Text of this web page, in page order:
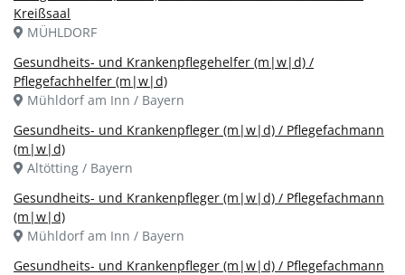
Kreißsaal
MÜHLDORF
Gesundheits- und Krankenpflegehelfer (m|w|d) /
Pflegefachhelfer (m|w|d)
Mühldorf am Inn / Bayern
Gesundheits- und Krankenpfleger (m|w|d) / Pflegefachmann
(m|w|d)
Altötting / Bayern
Gesundheits- und Krankenpfleger (m|w|d) / Pflegefachmann
(m|w|d)
Mühldorf am Inn / Bayern
Gesundheits- und Krankenpfleger (m|w|d) / Pflegefachmann